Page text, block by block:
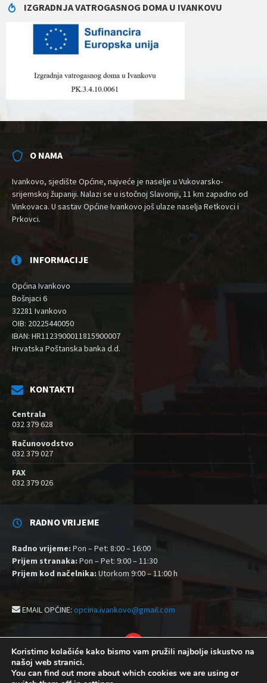
IZGRADNJA VATROGASNOG DOMA U IVANKOVU
O NAMA
Ivankovo, sjedište Općine, najveće je naselje u Vukovarsko-
srijemskoj županiji. Nalazi se u istočnoj Slavoniji, 11 km zapadno od
Vinkovaca. U sastav Općine Ivankovo još ulaze naselja Retkovci i
Prkovci.
INFORMACIJE
Općina Ivankovo
Bošnjaci 6
32281 Ivankovo
OIB: 20225440050
IBAN: HR1123900011815900007
Hrvatska Poštanska banka d.d.
KONTAKTI
Centrala
032 379 628
Računovodstvo
032 379 027
FAX
032 379 026
RADNO VRIJEME
Radno vrijeme: Pon – Pet: 8:00 – 16:00
Prijem stranaka: Pon – Pet: 9:00 – 11:30
Prijem kod načelnika: Utorkom 9:00 – 11:00 h
EMAIL OPĆINE: opcina.ivankovo@gmail.com
YouTube
Izjava o pristupačnosti
Postavke kolačića
Koristimo kolačiće kako bismo vam pružili najbolje iskustvo na
našoj web stranici.
You can find out more about which cookies we are using or